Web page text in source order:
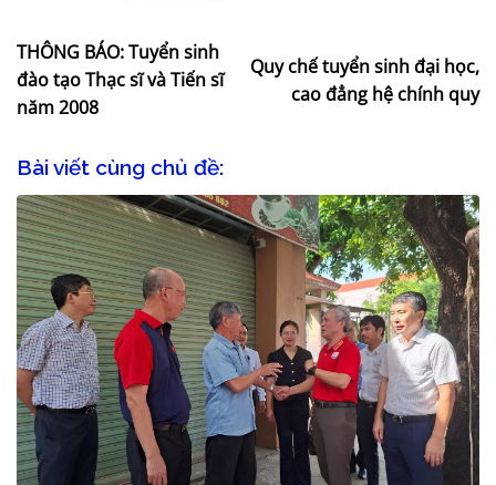
THÔNG BÁO: Tuyển sinh
đào tạo Thạc sĩ và Tiến sĩ
năm 2008
Quy chế tuyển sinh đại học,
cao đẳng hệ chính quy
Bài viết cùng chủ đề: